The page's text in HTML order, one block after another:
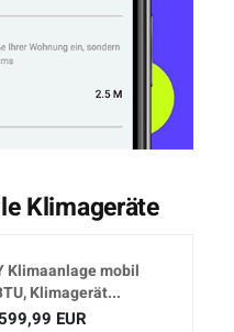
Klimageräte
Klimaanlage mobil
Klimagerät...
EUR